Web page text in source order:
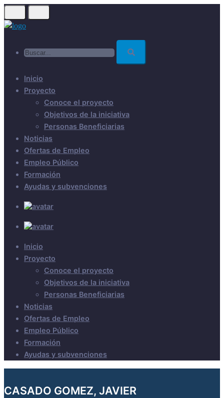
Skip
to
Inicio
Proyecto
Conoce el proyecto
Objetivos de la iniciativa
Personas Beneficiarias
Noticias
Ofertas de Empleo
Empleo Público
Formación
Ayudas y subvenciones
Inicio
Proyecto
Conoce el proyecto
Objetivos de la iniciativa
Personas Beneficiarias
Noticias
Ofertas de Empleo
Empleo Público
Formación
Ayudas y subvenciones
CASADO GOMEZ, JAVIER